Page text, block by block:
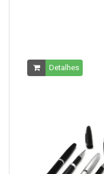
Detalhes